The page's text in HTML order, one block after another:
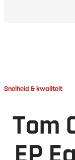
Snelheid & kwaliteit
Tom